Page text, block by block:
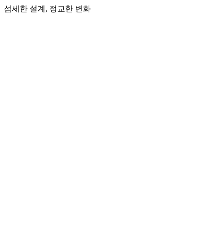
섬세한 설계, 정교한 변화